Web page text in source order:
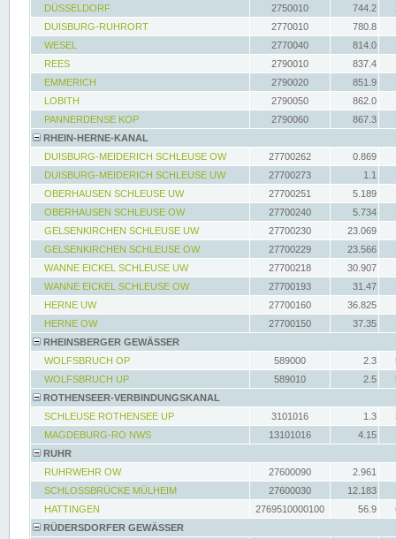
DÜSSELDORF
2750010 744.2
DUISBURG-RUHRORT
2770010 780.8
WESEL
2770040
814.0
REES
2790010
837.4
EMMERICH
2790020
851.9
LOBITH
2790050
862.0
PANNERDENSE KOP
2790060
867.3
RHEIN-HERNE-KANAL
DUISBURG-MEIDERICH SCHLEUSE OW
27700262
0.869
DUISBURG-MEIDERICH SCHLEUSE UW
27700273
1.1
OBERHAUSEN SCHLEUSE UW
27700251
5.189
OBERHAUSEN SCHLEUSE OW
27700240
5.734
GELSENKIRCHEN SCHLEUSE UW
27700230
23.069
GELSENKIRCHEN SCHLEUSE OW
27700229
23.566
WANNE EICKEL SCHLEUSE UW
27700218
30.907
WANNE EICKEL SCHLEUSE OW
27700193
31.47
HERNE UW
27700160
36.825
HERNE OW
27700150
37.35
RHEINSBERGER GEWÄSSER
WOLFSBRUCH OP
589000 2.3
WOLFSBRUCH UP
589010 2.5
ROTHENSEER-VERBINDUNGSKANAL
SCHLEUSE ROTHENSEE UP
3101016 1.3
MAGDEBURG-RO NWS
13101016
4.15
RUHR
RUHRWEHR OW
27600090
2.961
SCHLOSSBRÜCKE MÜLHEIM
27600030
12.183
HATTINGEN
2769510000100 56.9
RÜDERSDORFER GEWÄSSER